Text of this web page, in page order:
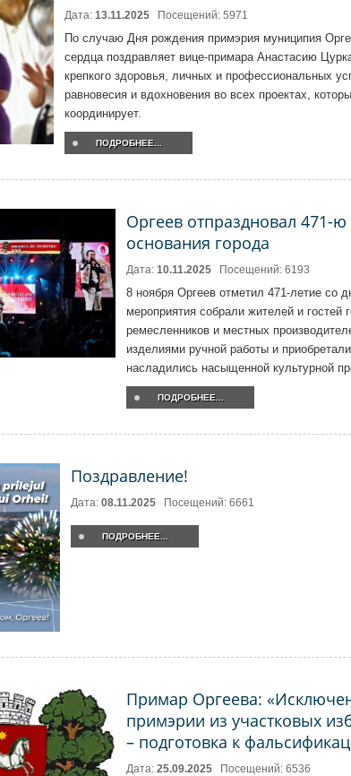
Дата:13.11.2025 Посещений: 5971
По случаю Дня рождения примэрия муниципия
сердца поздравляет вице-примара Анастасию
крепкого здоровья, личных и профессиональных
равновесия и вдохновения во всех проектах,
координирует.
ПОДРОБНЕЕ...
Оргеев отпраздновал 471-
основания города
Дата: 10.11.2025 Посещений: 6193
8 ноября Оргеев отметил 471-летие со
мероприятия собрали жителей и гостей
ремесленников и местных
изделиями ручной работы и
насладились насыщенной культурной
ПОДРОБНЕЕ...
Поздравление!
Дата: 08.11.2025 Посещений: 6661
ПОДРОБНЕЕ...
Примар Оргеева:
примэрии из участковых
– подготовка к
Дата: 25.09.2025 Посещений: 6536